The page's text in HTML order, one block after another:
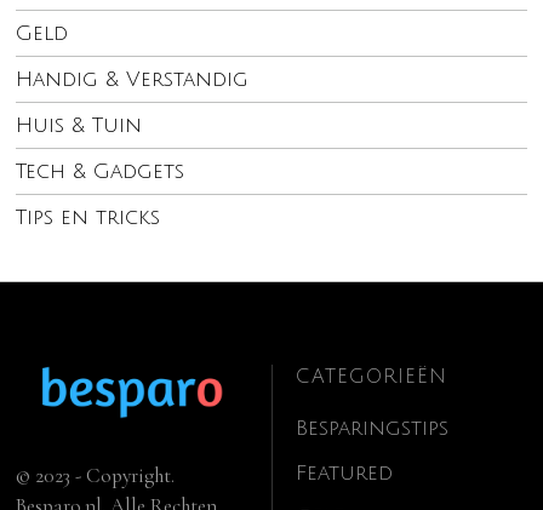
Geld
Handig & Verstandig
Huis & Tuin
Tech & Gadgets
Tips en tricks
© 2023 - Copyright.
CATEGORIEËN
Besparingstips
Featured